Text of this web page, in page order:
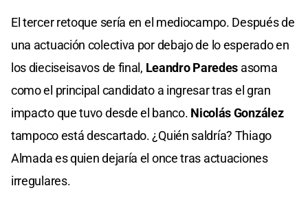
El tercer retoque sería en el mediocampo. Después de
una actuación colectiva por debajo de lo esperado en
los dieciseisavos de final, Leandro Paredes asoma
como el principal candidato a ingresar tras el gran
impacto que tuvo desde el banco. Nicolás González
tampoco está descartado. ¿Quién saldría? Thiago
Almada es quien dejaría el once tras actuaciones
irregulares.